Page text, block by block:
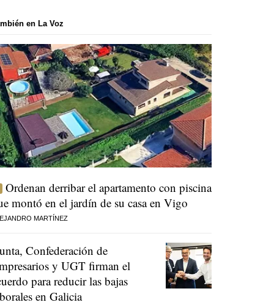
en La Voz
Ordenan derribar el apartamento con piscina
montó en el jardín de su casa en Vigo
MARTÍNEZ
Confederación de
y UGT firman el
para reducir las bajas
en Galicia